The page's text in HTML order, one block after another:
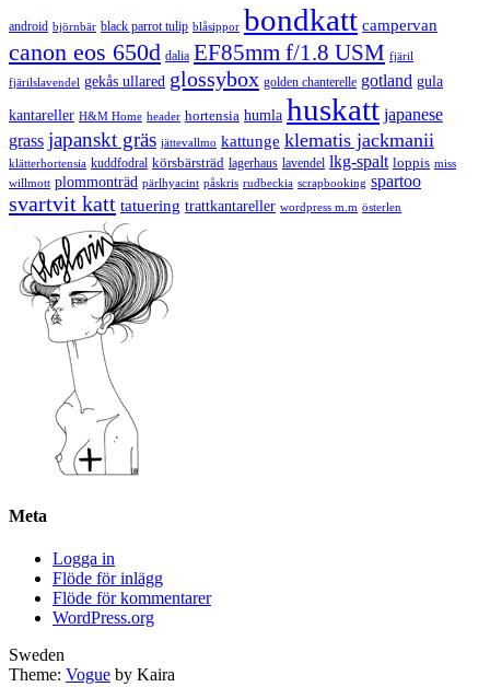
android björnbär black parrot tulip blåsippor bondkatt campervan
canon eos 650d dalia EF85mm f/1.8 USM fjäril
fjärilslavendel gekås ullared glossybox golden chanterelle gotland gula
kantareller H&M Home header hortensia humla huskatt japanese
grass japanskt gräs jättevallmo kattunge klematis jackmanii
klätterhortensia kuddfodral körsbärsträd lagerhaus lavendel lkg-spalt loppis miss
willmott plommonträd pärlhyacint påskris rudbeckia scrapbooking spartoo
svartvit katt tatuering trattkantareller wordpress m.m österlen
Meta
Logga in
Flöde för inlägg
Flöde för kommentarer
WordPress.org
Sweden
Theme: Vogue by Kaira